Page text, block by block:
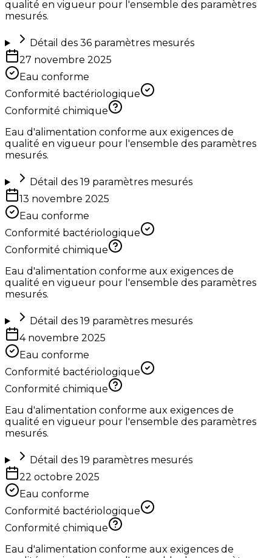
qualité en vigueur pour l'ensemble des paramètres
mesurés.
Détail des 36paramètres mesurés
27 novembre 2025
Eau conforme
Conformité bactériologique
Conformité chimique
Eau d'alimentation conforme aux exigences de
qualité en vigueur pour l'ensemble des paramètres
mesurés.
Détail des 19 paramètres mesurés
13 novembre 2025
Eau conforme
Conformité bactériologique
Conformité chimique
Eau d'alimentation conforme aux exigences de
qualité en vigueur pour l'ensemble des paramètres
mesurés.
Détail des 19 paramètres mesurés
4 novembre 2025
Eau conforme
Conformité bactériologique
Conformité chimique
Eau d'alimentation conforme aux exigences de
qualité en vigueur pour l'ensemble des paramètres
mesurés.
Détail des 19 paramètres mesurés
22 octobre 2025
Eau conforme
Conformité bactériologique
Conformité chimique
Eau d'alimentation conforme aux exigences de